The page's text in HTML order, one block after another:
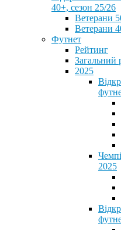
40+, сезон 25/26
Ветерани
Ветерани
Футнет
Рейтинг
Загальний
2025
2025